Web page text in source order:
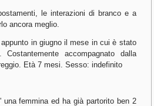
le interazioni di branco e a
ancora meglio.
appunto in giugno il mese in cui è stato
accompagnato dalla
Età 7 mesi. Sesso: indefinito
una femmina ed ha già partorito ben 2